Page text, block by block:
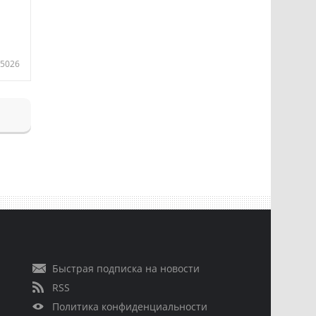
5026
Быстрая подписка на новости
RSS
Политика конфиденциальности